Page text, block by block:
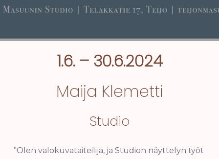
1.6. – 30.6.2024
Maija Klemetti
Studio
”Olen valokuvataiteilija, ja Studion näyttelyn työt